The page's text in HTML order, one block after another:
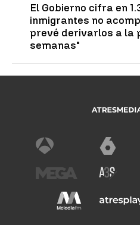
El Gobierno cifra en
inmigrantes no
prevé derivarlos a la
semanas"